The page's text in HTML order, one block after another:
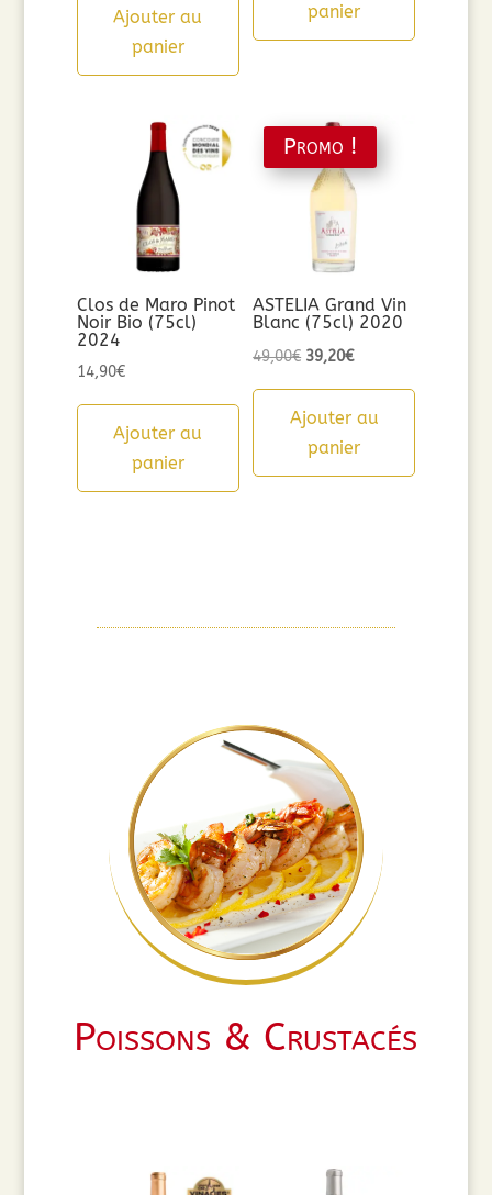
Ajouter au
panier
panier
Clos de Maro Pinot
Noir Bio (75cl)
2024
14,90€
Ajouter au
panier
Promo !
ASTELIA Grand Vin
Blanc (75cl) 2020
49,00€ Le
initial
était :
39,20€Le
actuel
est :
Ajouter au
panier
Poissons & Crustacés